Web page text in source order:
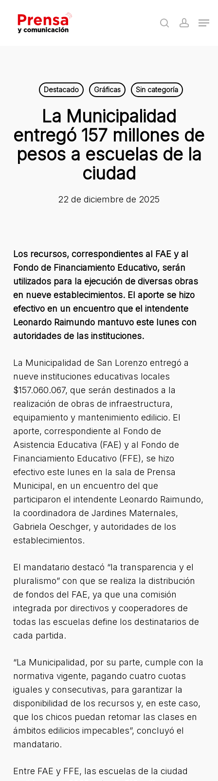
main
search
Destacado Gráficas Sin categoría
La Municipalidad
entregó 157 millones de
pesos a escuelas de la
ciudad
22 de diciembre de 2025
Los recursos, correspondientes al FAE y al
Fondo de Financiamiento Educativo, serán
utilizados para la ejecución de diversas obras
en nueve establecimientos. El aporte se hizo
efectivo en un encuentro que el intendente
Leonardo Raimundo mantuvo este lunes con
autoridades de las instituciones.
La Municipalidad de San Lorenzo entregó a
nueve instituciones educativas locales
$157.060.067, que serán destinados a la
realización de obras de infraestructura,
equipamiento y mantenimiento edilicio. El
aporte, correspondiente al Fondo de
Asistencia Educativa (FAE) y al Fondo de
Financiamiento Educativo (FFE), se hizo
efectivo este lunes en la sala de Prensa
Municipal, en un encuentro del que
participaron el intendente Leonardo Raimundo,
la coordinadora de Jardines Maternales,
Gabriela Oeschger, y autoridades de los
establecimientos.
El mandatario destacó “la transparencia y el
pluralismo” con que se realiza la distribución
de fondos del FAE, ya que una comisión
integrada por directivos y cooperadores de
todas las escuelas define los destinatarios de
cada partida.
“La Municipalidad, por su parte, cumple con la
normativa vigente, pagando cuatro cuotas
iguales y consecutivas, para garantizar la
disponibilidad de los recursos y, en este caso,
que los chicos puedan retomar las clases en
ámbitos edilicios impecables”, concluyó el
mandatario.
Entre FAE y FFE, las escuelas de la ciudad